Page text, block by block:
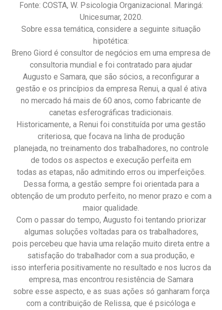
Fonte: COSTA, W. Psicologia Organizacional. Maringá:
Unicesumar, 2020.
Sobre essa temática, considere a seguinte situação
hipotética:
Breno Giord é consultor de negócios em uma empresa de
consultoria mundial e foi contratado para ajudar
Augusto e Samara, que são sócios, a reconfigurar a
gestão e os princípios da empresa Renui, a qual é ativa
no mercado há mais de 60 anos, como fabricante de
canetas esferográficas tradicionais.
Historicamente, a Renui foi constituída por uma gestão
criteriosa, que focava na linha de produção
planejada, no treinamento dos trabalhadores, no controle
de todos os aspectos e execução perfeita em
todas as etapas, não admitindo erros ou imperfeições.
Dessa forma, a gestão sempre foi orientada para a
obtenção de um produto perfeito, no menor prazo e com a
maior qualidade.
Com o passar do tempo, Augusto foi tentando priorizar
algumas soluções voltadas para os trabalhadores,
pois percebeu que havia uma relação muito direta entre a
satisfação do trabalhador com a sua produção, e
isso interferia positivamente no resultado e nos lucros da
empresa, mas encontrou resistência de Samara
sobre esse aspecto, e as suas ações só ganharam força
com a contribuição de Relissa, que é psicóloga e